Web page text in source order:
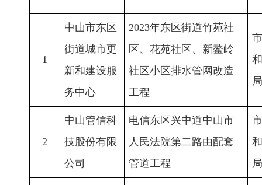
1
中山市东区
街道城市更
新和建设服
务中心
2023年东区街道竹苑社
区、花苑社区、新鳌岭
社区小区排水管网改造
工程
局
2
中山管信科
技股份有限
公司
电信东区兴中道中山市
人民法院第二路由配套
管道工程
局